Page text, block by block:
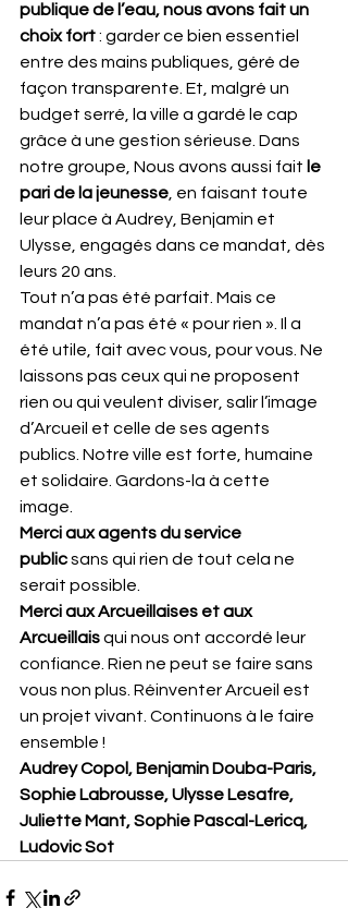
publique de l’eau, nous avons fait un
choix fort : garder ce bien essentiel
entre des mains publiques, géré de
façon transparente. Et, malgré un
budget serré, la ville a gardé le cap
grâce à une gestion sérieuse. Dans
notre groupe, Nous avons aussi fait le
pari de la jeunesse, en faisant toute
leur place à Audrey, Benjamin et
Ulysse, engagés dans ce mandat, dès
leurs 20 ans.
Tout n’a pas été parfait. Mais ce
mandat n’a pas été « pour rien ». Il a
été utile, fait avec vous, pour vous. Ne
laissons pas ceux qui ne proposent
rien ou qui veulent diviser, salir l’image
d’Arcueil et celle de ses agents
publics. Notre ville est forte, humaine
et solidaire. Gardons-la à cette
image.
Merci aux agents du service
public sans qui rien de tout cela ne
serait possible.
Merci aux Arcueillaises et aux
Arcueillais qui nous ont accordé leur
confiance. Rien ne peut se faire sans
vous non plus. Réinventer Arcueil est
un projet vivant. Continuons à le faire
ensemble !
Audrey Copol, Benjamin Douba-Paris,
Sophie Labrousse, Ulysse Lesafre,
Juliette Mant, Sophie Pascal-Lericq,
Ludovic Sot